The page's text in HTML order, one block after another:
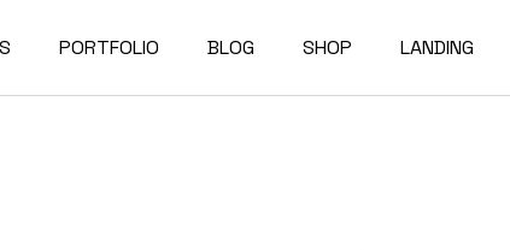
PORTFOLIO BLOG SHOP LANDING